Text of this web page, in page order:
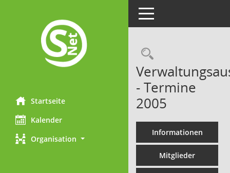
Startseite
Kalender
Organisation
Toggle navigation
- Termine
2005
Informationen
Mitglieder